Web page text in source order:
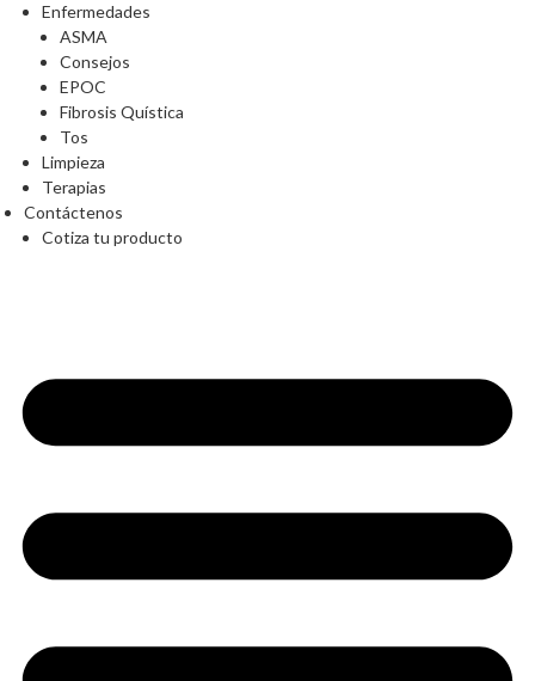
Enfermedades
ASMA
Consejos
EPOC
Fibrosis Quística
Tos
Limpieza
Terapias
Contáctenos
Cotiza tu producto